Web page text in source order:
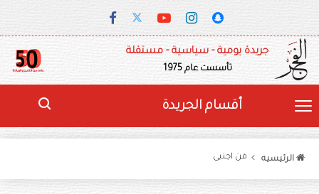
جريدة يومية - سياسية - مستقلة
تأسست عام 1975
أقسام الجريدة
الرئيسيه فن اجنبى